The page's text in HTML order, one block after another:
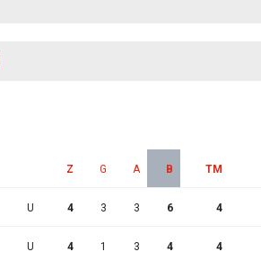
Z G A B TM
U 4 3 3 6 4
U 4 1 3 4 4